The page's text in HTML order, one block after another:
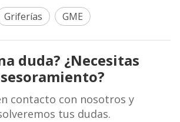
Griferías GME
duda? ¿Necesitas
contacto con nosotros y
tus dudas.